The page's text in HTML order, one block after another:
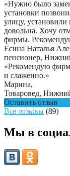
«Нужно было
установки
улицу,
довольна. Хочу
фирмы.
Есина Наталья
пенсионер,
«Рекомендую
и слаженно.»
Марина,
Товаровед,
Оставить отзыв
Все отзывы (89)
Мы в